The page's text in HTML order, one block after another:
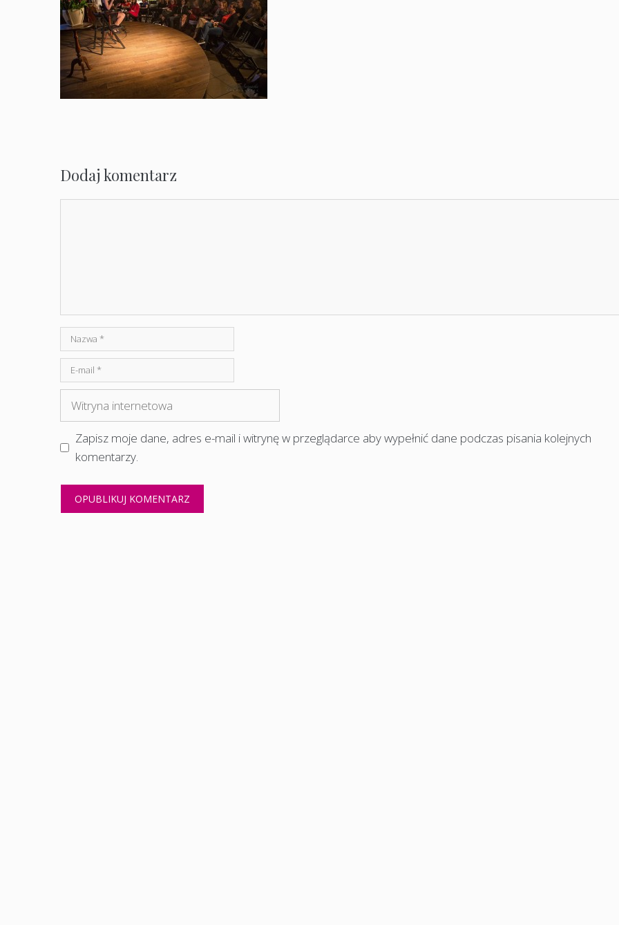
Dodaj komentarz
Nazwa
mail
Witryna
internetowa
Zapisz moje dane, adres e-mail i witrynę w przeglądarce aby wypełnić dane podczas pisania kolejnych
komentarzy.